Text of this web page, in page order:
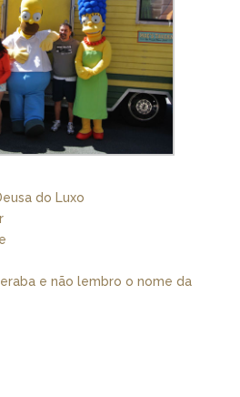
do Luxo
e não lembro o nome da